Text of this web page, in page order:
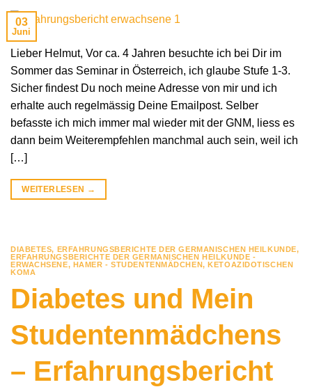
03
Juni
Lieber Helmut, Vor ca. 4 Jahren besuchte ich bei Dir im
Sommer das Seminar in Österreich, ich glaube Stufe 1-3.
Sicher findest Du noch meine Adresse von mir und ich
erhalte auch regelmässig Deine Emailpost. Selber
befasste ich mich immer mal wieder mit der GNM, liess es
dann beim Weiterempfehlen manchmal auch sein, weil ich
[…]
WEITERLESEN →
DIABETES, ERFAHRUNGSBERICHTE DER GERMANISCHEN HEILKUNDE,
ERFAHRUNGSBERICHTE DER GERMANISCHEN HEILKUNDE -
ERWACHSENE, HAMER - STUDENTENMÄDCHEN, KETOAZIDOTISCHEN
KOMA
Diabetes und Mein
Studentenmädchens
– Erfahrungsbericht